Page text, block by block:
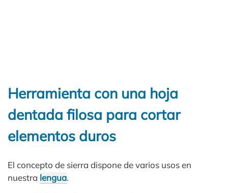
Herramienta con una hoja
dentada filosa para cortar
elementos duros
El concepto de sierra dispone de varios usos en
nuestra lengua.